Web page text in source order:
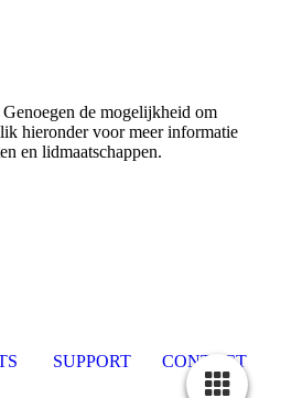
de mogelijkheid om
hieronder voor meer informatie
en lidmaatschappen.
SUPPORT CONTACT